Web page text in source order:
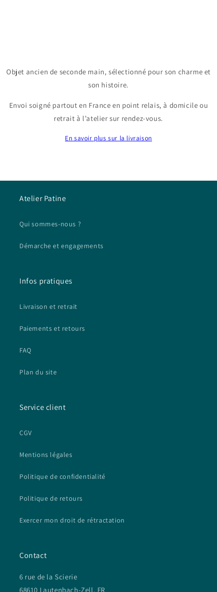
Objet ancien de seconde main, sélectionné pour son charme et
son histoire.
Envoi soigné partout en France en point relais, à domicile ou
retrait à l’atelier sur rendez-vous.
En savoir plus sur la livraison
Atelier Patine
Qui sommes-nous ?
Démarche et engagements
Infos pratiques
Livraison et retrait
Paiements et retours
FAQ
Plan du site
Service client
CGV
Mentions légales
Politique de confidentialité
Politique de retours
Exercer mon droit de rétractation
Contact
6 rue de la Scierie
68610 Lautenbach-Zell, FR